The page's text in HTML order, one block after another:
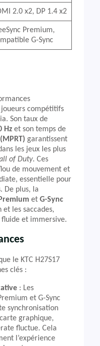
2.0 x2, DP 1.4 x2
Premium,
G-Sync
compétitifs
Son taux de
Hz et son temps de
garantissent
les jeux les plus
of Duty. Ces
de mouvement et
essentielle pour
De plus, la
et G-Sync
les saccades,
et immersive.
le KTC H27S17
clés :
: Les
et G-Sync
synchronisation
graphique,
fluctue. Cela
l’expérience